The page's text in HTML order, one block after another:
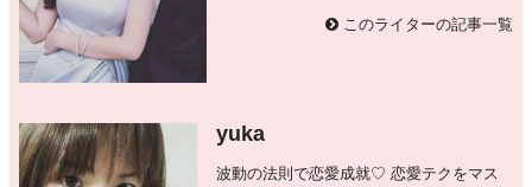
このライターの記事一覧
yuka
波動の法則で恋愛成就♡ 恋愛テクをマス